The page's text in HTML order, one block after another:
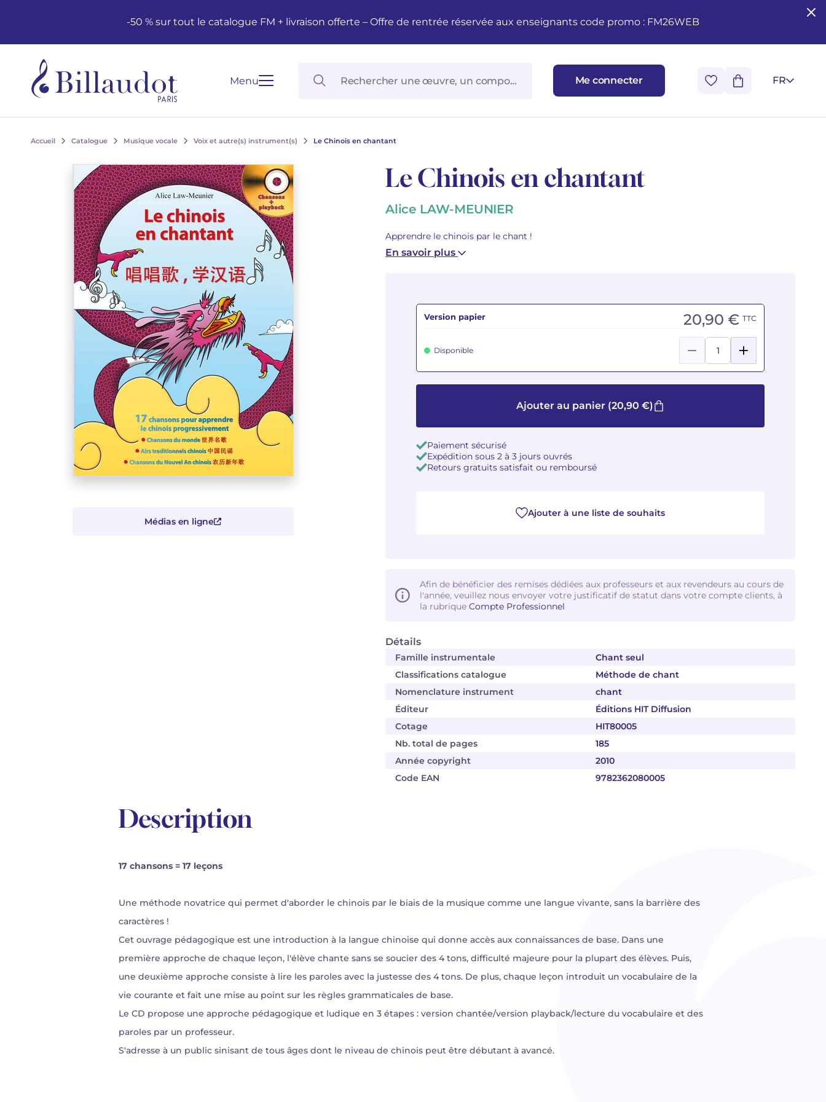
-50 % sur tout le catalogue FM + livraison offerte – Offre de rentrée réservée aux enseignants code promo : FM26WEB
Menu Me connecter FR
Accueil Catalogue Musique vocale Voix et autre(s) instrument(s) Le Chinois en chantant
Le Chinois en chantant
Alice LAW-MEUNIER
Apprendre le chinois par le chant !
En savoir plus
Détails
Famille instrumentale
Chant seul
Classifications catalogue
Méthode de chant
Nomenclature instrument
chant
Éditeur
Éditions HIT Diffusion
Cotage
HIT80005
Nb. total de pages
185
Année copyright
2010
Code EAN
9782362080005
Version papier 20,90 € TTC
Disponible
Ajouter au panier (20,90 €)
Paiement sécurisé
Expédition sous 2 à 3 jours ouvrés
Retours gratuits satisfait ou remboursé
Ajouter à une liste de souhaits
Afin de bénéficier des remises dédiées aux professeurs et aux revendeurs au cours de
l'année, veuillez nous envoyer votre justificatif de statut dans votre compte clients, à
la rubrique Compte Professionnel
Médias en ligne
Description
17 chansons = 17 leçons
Une méthode novatrice qui permet d'aborder le chinois par le biais de la musique comme une langue vivante, sans la barrière des
caractères !
Cet ouvrage pédagogique est une introduction à la langue chinoise qui donne accès aux connaissances de base. Dans une
première approche de chaque leçon, l'élève chante sans se soucier des 4 tons, difficulté majeure pour la plupart des élèves. Puis,
une deuxième approche consiste à lire les paroles avec la justesse des 4 tons. De plus, chaque leçon introduit un vocabulaire de la
vie courante et fait une mise au point sur les règles grammaticales de base.
Le CD propose une approche pédagogique et ludique en 3 étapes : version chantée/version playback/lecture du vocabulaire et des
paroles par un professeur.
S'adresse à un public sinisant de tous âges dont le niveau de chinois peut être débutant à avancé.